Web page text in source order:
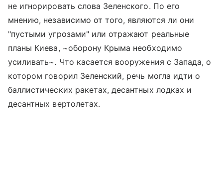
не игнорировать слова Зеленского. По его
мнению, независимо от того, являются ли они
"пустыми угрозами" или отражают реальные
планы Киева, ~оборону Крыма необходимо
усиливать~. Что касается вооружения с Запада, о
котором говорил Зеленский, речь могла идти о
баллистических ракетах, десантных лодках и
десантных вертолетах.